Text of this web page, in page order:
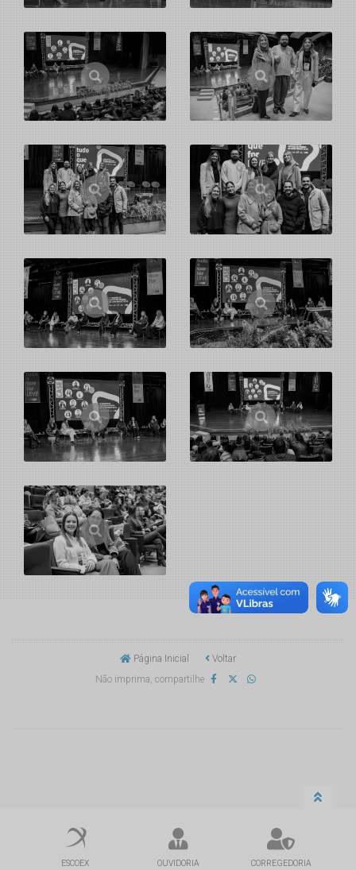
Página Inicial
Voltar
Não imprima, compartilhe
ESCOEX OUVIDORIA CORREGEDORIA